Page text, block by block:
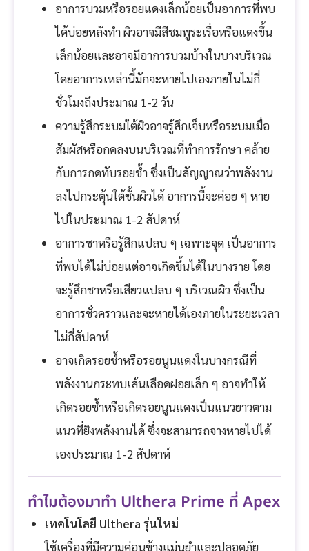
อาการบวมหรือรอยแดงเล็กน้อยเป็นอาการที่พบ
ได้บ่อยหลังทำ ผิวอาจมีสีชมพูระเรื่อหรือแดงขึ้น
เล็กน้อยและอาจมีอาการบวมบ้างในบางบริเวณ
โดยอาการเหล่านี้มักจะหายไปเองภายในไม่กี่
ชั่วโมงถึงประมาณ 1-2 วัน
ความรู้สึกระบมใต้ผิวอาจรู้สึกเจ็บหรือระบมเมื่อ
สัมผัสหรือกดลงบนบริเวณที่ทำการรักษา คล้าย
กับการกดทับรอยช้ำ ซึ่งเป็นสัญญาณว่าพลังงาน
ลงไปกระตุ้นใต้ชั้นผิวได้ อาการนี้จะค่อย ๆ หาย
ไปในประมาณ 1-2 สัปดาห์
อาการชาหรือรู้สึกแปลบ ๆ เฉพาะจุด เป็นอาการ
ที่พบได้ไม่บ่อยแต่อาจเกิดขึ้นได้ในบางราย โดย
จะรู้สึกชาหรือเสียวแปลบ ๆ บริเวณผิว ซึ่งเป็น
อาการชั่วคราวและจะหายได้เองภายในระยะเวลา
ไม่กี่สัปดาห์
อาจเกิดรอยช้ำหรือรอยนูนแดงในบางกรณีที่
พลังงานกระทบเส้นเลือดฝอยเล็ก ๆ อาจทำให้
เกิดรอยช้ำหรือเกิดรอยนูนแดงเป็นแนวยาวตาม
แนวที่ยิงพลังงานได้ ซึ่งจะสามารถจางหายไปได้
เองประมาณ 1-2 สัปดาห์
ทำไมต้องมาทำ Ulthera Prime ที่ Apex
เทคโนโลยี Ulthera รุ่นใหม่
ใช้เครื่องที่มีความค่อนข้างแม่นยำและปลอดภัย